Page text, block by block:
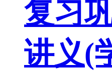
复习
讲义(